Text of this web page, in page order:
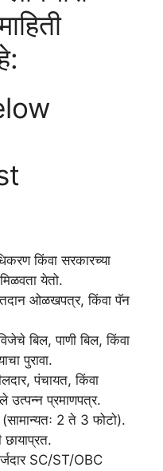
किंवा सरकारच्या
येतो.
ओळखपत्र, किंवा पॅन
बिल, पाणी बिल, किंवा
पुरावा.
पंचायत, किंवा
उत्पन्न प्रमाणपत्र.
(सामान्यतः 2 ते 3 फोटो).
SC/ST/OBC